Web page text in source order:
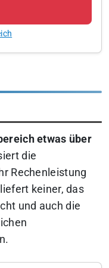
etwas über
die
Rechenleistung
keiner, das
und auch die